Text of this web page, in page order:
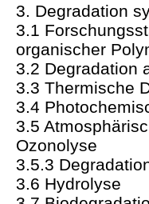
3. Degradation
3.1
organischer
3.2 Degradation
3.3 Thermische
3.4
3.5
Ozonolyse
3.5.3
3.6 Hydrolyse